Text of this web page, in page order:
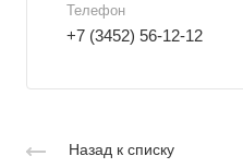
Телефон
+7 (3452) 56-12-12
Назад к списку